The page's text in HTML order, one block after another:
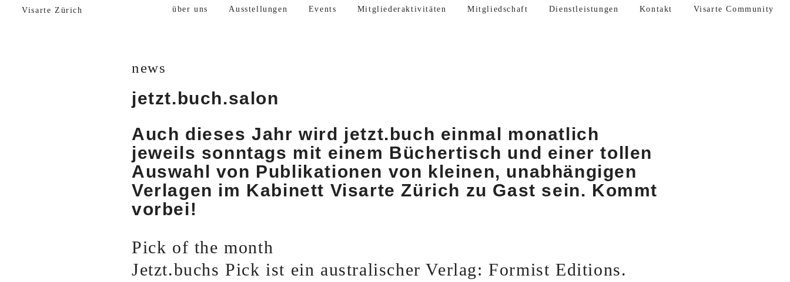
Visarte Zürich über uns Ausstellungen Events Mitgliederaktivitäten Mitgliedschaft Dienstleistungen Kontakt Visarte Community
news
jetzt.buch.salon
Auch dieses Jahr wird jetzt.buch einmal monatlich
jeweils sonntags mit einem Büchertisch und einer tollen
Auswahl von Publikationen von kleinen, unabhängigen
Verlagen im Kabinett Visarte Zürich zu Gast sein. Kommt
vorbei!
Pick of the month
Jetzt.buchs Pick ist ein australischer Verlag: Formist Editions.